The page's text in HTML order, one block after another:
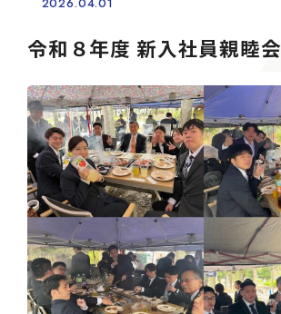
2026.04.01
令和８年度 新入社員親睦会